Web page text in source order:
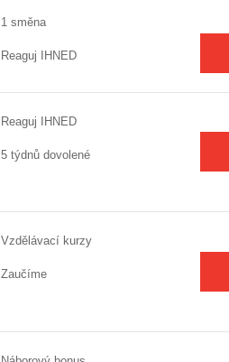
1 směna
Reaguj IHNED
Reaguj IHNED
5 týdnů dovolené
Vzdělávací kurzy
Zaučíme